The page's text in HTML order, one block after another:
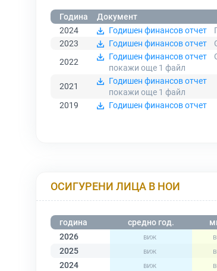
Година
Документ
2024
Годишен финансов отчет
2023
Годишен финансов отчет
2022
Годишен финансов отчет
покажи още 1 файл
2021
Годишен финансов отчет
покажи още 1 файл
2019
Годишен финансов отчет
ОСИГУРЕНИ ЛИЦА В НОИ
година средно год.
2026
2025
2024